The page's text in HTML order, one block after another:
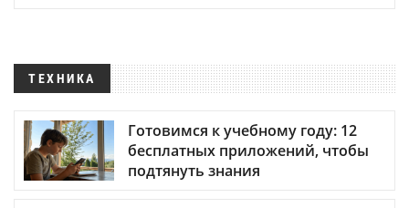
ТЕХНИКА
Готовимся к учебному году: 12
бесплатных приложений, чтобы
подтянуть знания